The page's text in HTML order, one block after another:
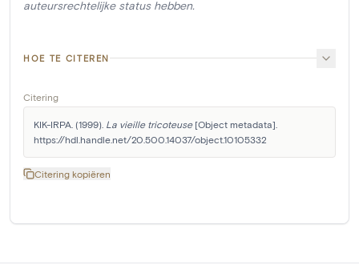
auteursrechtelijke status hebben.
HOE TE CITEREN
Citering
KIK-IRPA. (1999). La vieille tricoteuse [Object metadata].
https://hdl.handle.net/20.500.14037/object.10105332
Citering kopiëren